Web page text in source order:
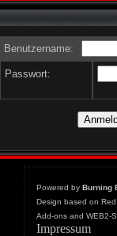
Benutzername:
Passwort:
Powered by Burning
Design based on
Add-ons and WEB2-
Impressum